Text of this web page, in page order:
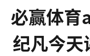
必赢体育
纪凡今天